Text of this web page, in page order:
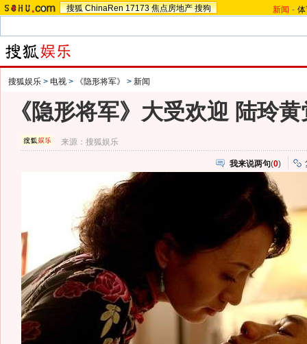
搜狐 ChinaRen 17173 焦点房地产 搜狗 新闻 -
搜狐娱乐 > 电视 > 《隐形将军》 > 新闻
《隐形将军》大受欢迎 陆玲
来源：搜狐娱乐
我来说两句(0)